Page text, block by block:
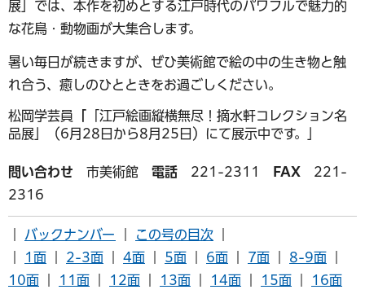
展」では、本作を初めとする江戸時代のパワフルで魅力的
な花鳥・動物画が大集合します。
暑い毎日が続きますが、ぜひ美術館で絵の中の生き物と触
れ合う、癒しのひとときをお過ごしください。
松岡学芸員
「江戸絵画縦横無尽！摘水軒コレクション名
品展」（6月28日から8月25日）にて展示中です。」
問い合わせ 市美術館 電話 221-2311 FAX 221-
2316
バックナンバー この号の目次
1面 2-3面 4面 5面 6面 7面 8-9面
10面
11面 12面 13面 14面 15面
16面